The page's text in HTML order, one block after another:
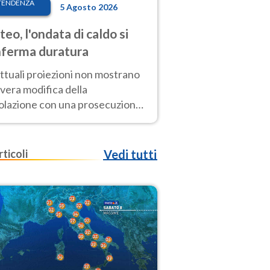
5 Agosto 2026
l'ondata di caldo si
duratura
proiezioni non mostrano
modifica della
con una prosecuzione
fuori scala per molti
Vedi tutti